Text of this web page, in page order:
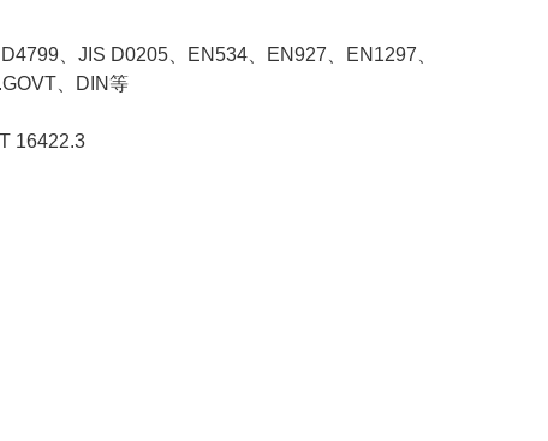
、JIS D0205、EN534、EN927、EN1297、
、DIN等